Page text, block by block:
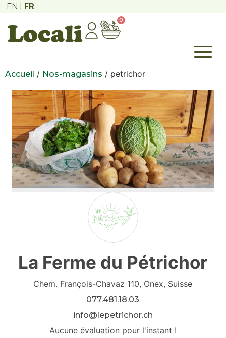
EN FR
0
Accueil / Nos-magasins / petrichor
La Ferme du Pétrichor
Chem. François-Chavaz 110, Onex, Suisse
077.481.18.03
info@lepetrichor.ch
Aucune évaluation pour l'instant !